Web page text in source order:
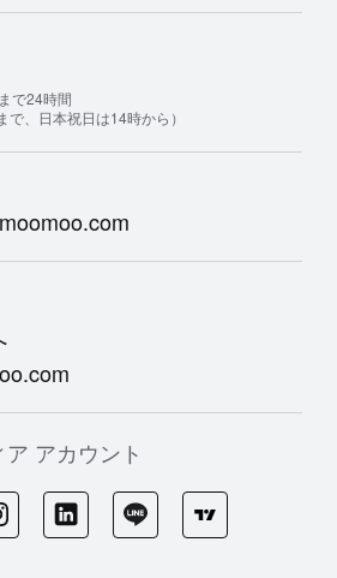
で24時間
で、日本祝日は14時から）
アカウント